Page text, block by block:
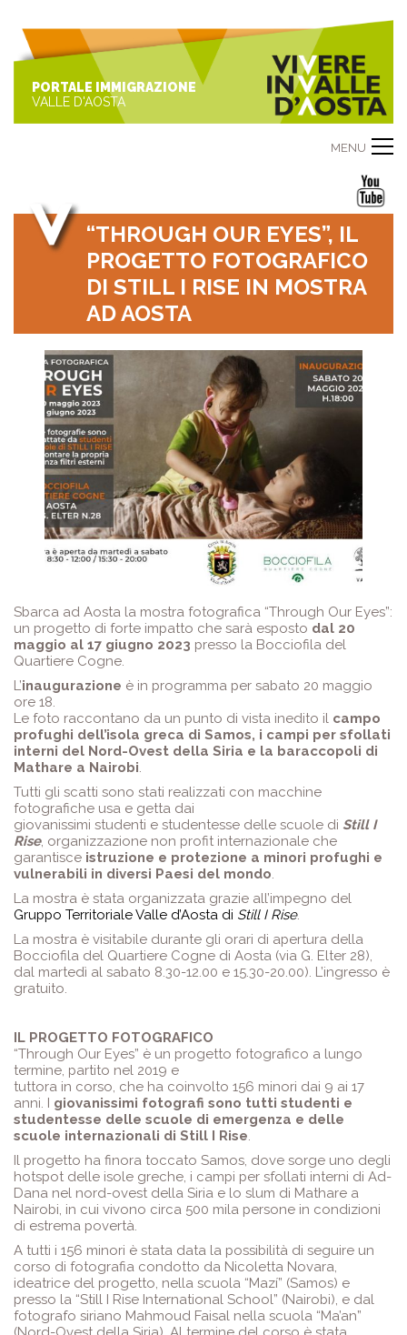
PORTALE IMMIGRAZIONE
VALLE D'AOSTA
MENU
“THROUGH OUR EYES”, IL
PROGETTO FOTOGRAFICO
DI STILL I RISE IN MOSTRA
AD AOSTA
Sbarca ad Aosta la mostra fotografica “Through Our Eyes”:
un progetto di forte impatto che sarà esposto dal 20
maggio al 17 giugno 2023 presso la Bocciofila del
Quartiere Cogne.
L’inaugurazione è in programma per sabato 20 maggio
ore 18.
Le foto raccontano da un punto di vista inedito il campo
profughi dell’isola greca di Samos, i campi per sfollati
interni del Nord-Ovest della Siria e la baraccopoli di
Mathare a Nairobi.
Tutti gli scatti sono stati realizzati con macchine
fotografiche usa e getta dai
giovanissimi studenti e studentesse delle scuole di Still I
Rise, organizzazione non profit internazionale che
garantisce istruzione e protezione a minori profughi e
vulnerabili in diversi Paesi del mondo.
La mostra è stata organizzata grazie all’impegno del
Gruppo Territoriale Valle d’Aosta di Still I Rise.
La mostra è visitabile durante gli orari di apertura della
Bocciofila del Quartiere Cogne di Aosta (via G. Elter 28),
dal martedì al sabato 8.30-12.00 e 15.30-20.00). L’ingresso è
gratuito.
IL PROGETTO FOTOGRAFICO
“Through Our Eyes” è un progetto fotografico a lungo
termine, partito nel 2019 e
tuttora in corso, che ha coinvolto 156 minori dai 9 ai 17
anni. I giovanissimi fotografi sono tutti studenti e
studentesse delle scuole di emergenza e delle
scuole internazionali di Still I Rise.
Il progetto ha finora toccato Samos, dove sorge uno degli
hotspot delle isole greche, i campi per sfollati interni di Ad-
Dana nel nord-ovest della Siria e lo slum di Mathare a
Nairobi, in cui vivono circa 500 mila persone in condizioni
di estrema povertà.
A tutti i 156 minori è stata data la possibilità di seguire un
corso di fotografia condotto da Nicoletta Novara,
ideatrice del progetto, nella scuola “Mazí” (Samos) e
presso la “Still I Rise International School” (Nairobi), e dal
fotografo siriano Mahmoud Faisal nella scuola “Ma’an”